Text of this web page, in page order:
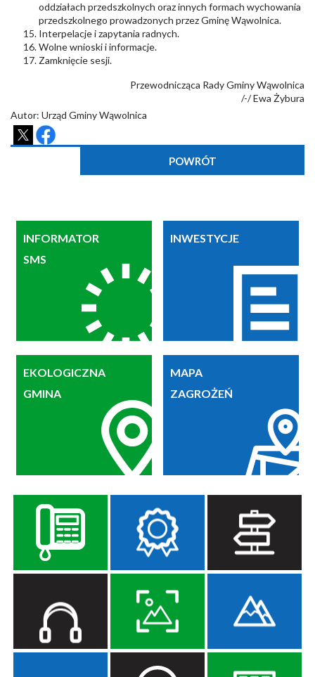
oddziałach przedszkolnych oraz innych formach wychowania
przedszkolnego prowadzonych przez Gminę Wąwolnica.
Interpelacje i zapytania radnych.
Wolne wnioski i informacje.
Zamknięcie sesji.
Przewodnicząca Rady Gminy Wąwolnica
/-/ Ewa Żybura
Autor: Urząd Gminy Wąwolnica
POWRÓT
INFORMATOR
SMS
INWESTYCJE
EKOLOGICZNA
GMINA
MAPA
ZAGROŻEŃ